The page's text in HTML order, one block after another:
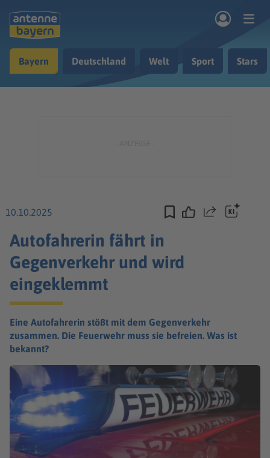
Musik & Radio
Bayern Deutschland Welt Sport Stars
10.10.2025 Teilen
Autofahrerin fährt in
Gegenverkehr und wird
eingeklemmt
Eine Autofahrerin stößt mit dem Gegenverkehr
zusammen. Die Feuerwehr muss sie befreien. Was ist
bekannt?